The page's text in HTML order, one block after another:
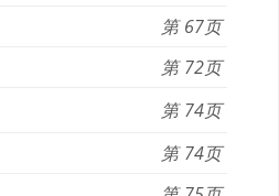
67
72
74
74